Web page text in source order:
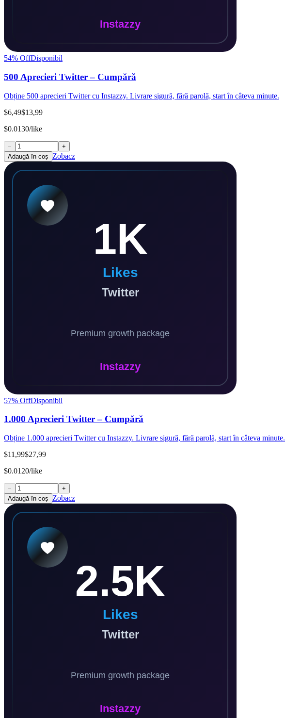
54% OffDisponibil
500 Aprecieri Twitter – Cumpără
Obține 500 aprecieri Twitter cu Instazzy. Livrare sigură, fără parolă, start în câteva minute.
$6,49$13,99
$0.0130/like
−
+
Adaugă în coș
Zobacz
57% OffDisponibil
1.000 Aprecieri Twitter – Cumpără
Obține 1.000 aprecieri Twitter cu Instazzy. Livrare sigură, fără parolă, start în câteva minute.
$11,99$27,99
$0.0120/like
−
+
Adaugă în coș
Zobacz